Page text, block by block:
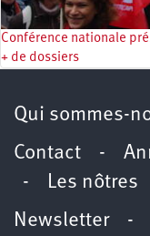
Conférence nationale
+ de dossiers
Qui sommes-
Contact -
- Les nôtres
Newsletter-